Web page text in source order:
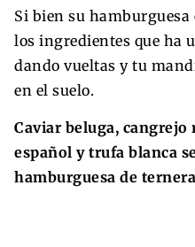
Si bien su hamburguesa
los ingredientes que ha
dando vueltas y tu
en el suelo.
Caviar beluga,
español y trufa blanca
hamburguesa de